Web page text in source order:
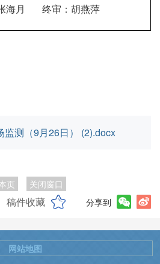
海月 终审：胡燕萍
测（9月26日） (2).docx
页 关闭窗口
稿件收藏 分享到
网站地图